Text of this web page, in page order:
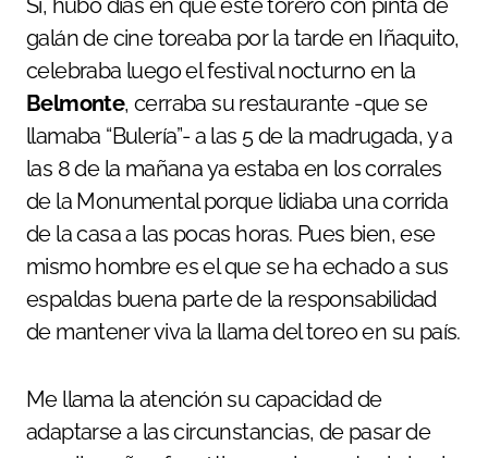
Sí, hubo días en que este torero con pinta de
galán de cine toreaba por la tarde en Iñaquito,
celebraba luego el festival nocturno en la
Belmonte, cerraba su restaurante -que se
llamaba “Bulería”- a las 5 de la madrugada, y a
las 8 de la mañana ya estaba en los corrales
de la Monumental porque lidiaba una corrida
de la casa a las pocas horas. Pues bien, ese
mismo hombre es el que se ha echado a sus
espaldas buena parte de la responsabilidad
de mantener viva la llama del toreo en su país.
Me llama la atención su capacidad de
adaptarse a las circunstancias, de pasar de